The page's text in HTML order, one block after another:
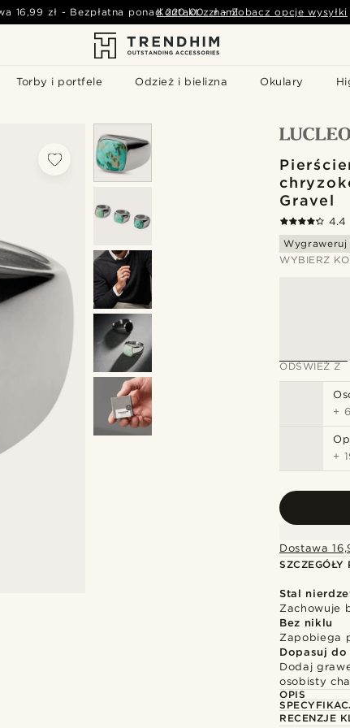
Torby i portfele Odzież i bielizna Okulary
16,99 zł - Bezpłatna ponad 220,00 zł - Zobacz opcje wysyłki
Kontakt z nami
Gravel
4.4
Wygraweruj
WYBIERZ
ODŚWIEŻ Z
+
+
Dostawa
SZCZEGÓŁY
Stal
Zachowuje
Bez niklu
Zapobiega
Dopasuj
Dodaj
osobisty
OPIS
RECENZJE